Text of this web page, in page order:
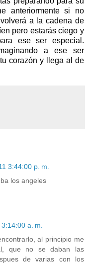
anteriormente si no
a la cadena de
pero estarás ciego y
ese ser especial.
a ese ser
corazón y llega al de
3:44:00 p. m.
los angeles
a. m.
al principio me
que no se daban las
de varias con los